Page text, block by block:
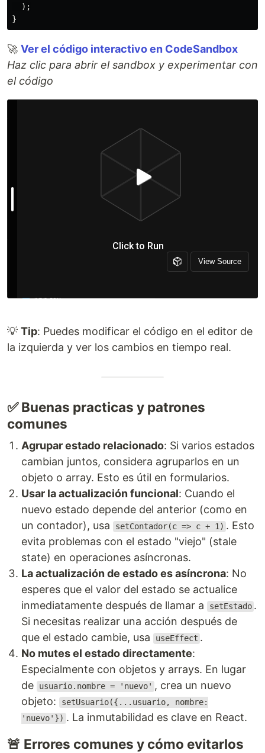
);
}
🚀 Ver el código interactivo en CodeSandbox
Haz clic para abrir el sandbox y experimentar con
el código
💡 Tip: Puedes modificar el código en el editor de
la izquierda y ver los cambios en tiempo real.
✅ Buenas practicas y patrones
comunes
Agrupar estado relacionado: Si varios estados
cambian juntos, considera agruparlos en un
objeto o array. Esto es útil en formularios.
Usar la actualización funcional: Cuando el
nuevo estado depende del anterior (como en
un contador), usa
setContador(c => c + 1) . Esto
evita problemas con el estado "viejo" (stale
state) en operaciones asíncronas.
La actualización de estado es asíncrona: No
esperes que el valor del estado se actualice
inmediatamente después de llamar a
setEstado .
Si necesitas realizar una acción después de
que el estado cambie, usa
useEffect .
No mutes el estado directamente:
Especialmente con objetos y arrays. En lugar
de
usuario.nombre = 'nuevo' , crea un nuevo
objeto:
setUsuario({...usuario, nombre:
'nuevo'}) . La inmutabilidad es clave en React.
🚨 Errores comunes y cómo evitarlos